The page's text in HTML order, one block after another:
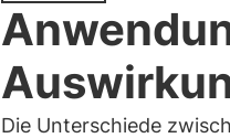
Die Unterschiede